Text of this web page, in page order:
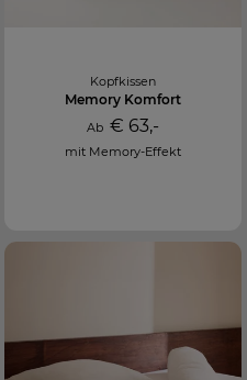
Kopfkissen
Memory Komfort
Ab€ 63,-
mit Memory-Effekt